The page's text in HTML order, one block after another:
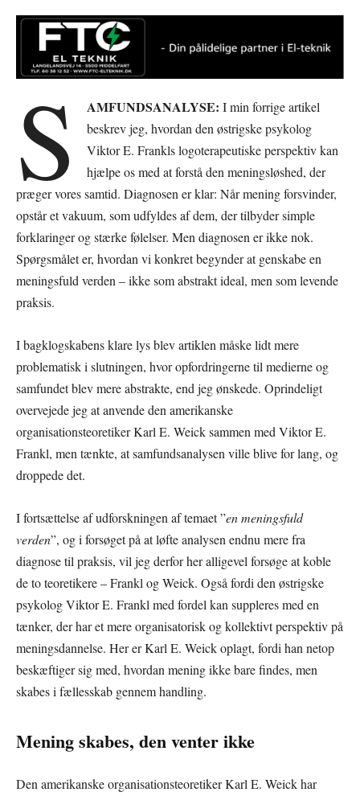
S AMFUNDSANALYSE: I min forrige artikel
beskrev jeg, hvordan den østrigske psykolog
Viktor E. Frankls logoterapeutiske perspektiv kan
hjælpe os med at forstå den meningsløshed, der
præger vores samtid. Diagnosen er klar: Når mening forsvinder,
opstår et vakuum, som udfyldes af dem, der tilbyder simple
forklaringer og stærke følelser. Men diagnosen er ikke nok.
Spørgsmålet er, hvordan vi konkret begynder at genskabe en
meningsfuld verden – ikke som abstrakt ideal, men som levende
praksis.
I bagklogskabens klare lys blev artiklen måske lidt mere
problematisk i slutningen, hvor opfordringerne til medierne og
samfundet blev mere abstrakte, end jeg ønskede. Oprindeligt
overvejede jeg at anvende den amerikanske
organisationsteoretiker Karl E. Weick sammen med Viktor E.
Frankl, men tænkte, at samfundsanalysen ville blive for lang, og
droppede det.
I fortsættelse af udforskningen af temaet ”en meningsfuld
verden”, og i forsøget på at løfte analysen endnu mere fra
diagnose til praksis, vil jeg derfor her alligevel forsøge at koble
de to teoretikere – Frankl og Weick. Også fordi den østrigske
psykolog Viktor E. Frankl med fordel kan suppleres med en
tænker, der har et mere organisatorisk og kollektivt perspektiv på
meningsdannelse. Her er Karl E. Weick oplagt, fordi han netop
beskæftiger sig med, hvordan mening ikke bare findes, men
skabes i fællesskab gennem handling.
Mening skabes, den venter ikke
Den amerikanske organisationsteoretiker Karl E. Weick har